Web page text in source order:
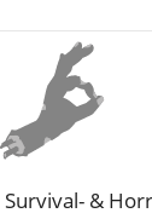
Survival- &